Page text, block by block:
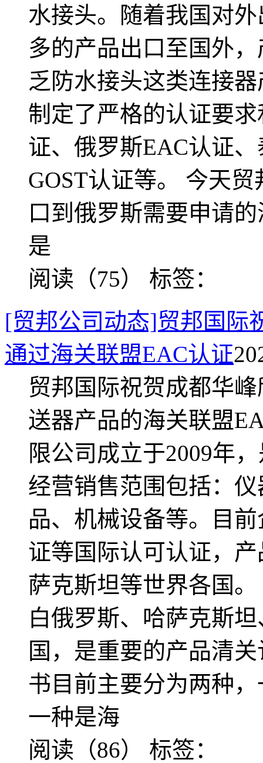
水接头。随着我国对
多的产品出口至国外
乏防水接头这类连接
制定了严格的认证要
证、俄罗斯EAC认证
GOST认证等。 今天
口到俄罗斯需要申请
是
阅读（75） 标签：
[贸邦公司动态]贸邦国际
通过海关联盟EAC认证
贸邦国际祝贺成都华
送器产品的海关联盟
限公司成立于2009年
经营销售范围包括：
品、机械设备等。目
证等国际认可认证，
萨克斯坦等世界各国
白俄罗斯、哈萨克斯
国，是重要的产品清
书目前主要分为两种
一种是海
阅读（86） 标签：